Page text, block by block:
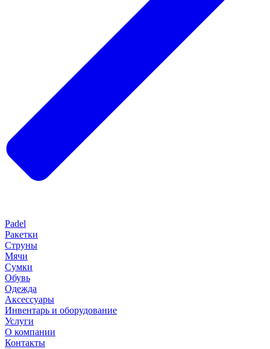
Padel
Ракетки
Струны
Мячи
Сумки
Обувь
Одежда
Аксессуары
Инвентарь и оборудование
Услуги
О компании
Контакты